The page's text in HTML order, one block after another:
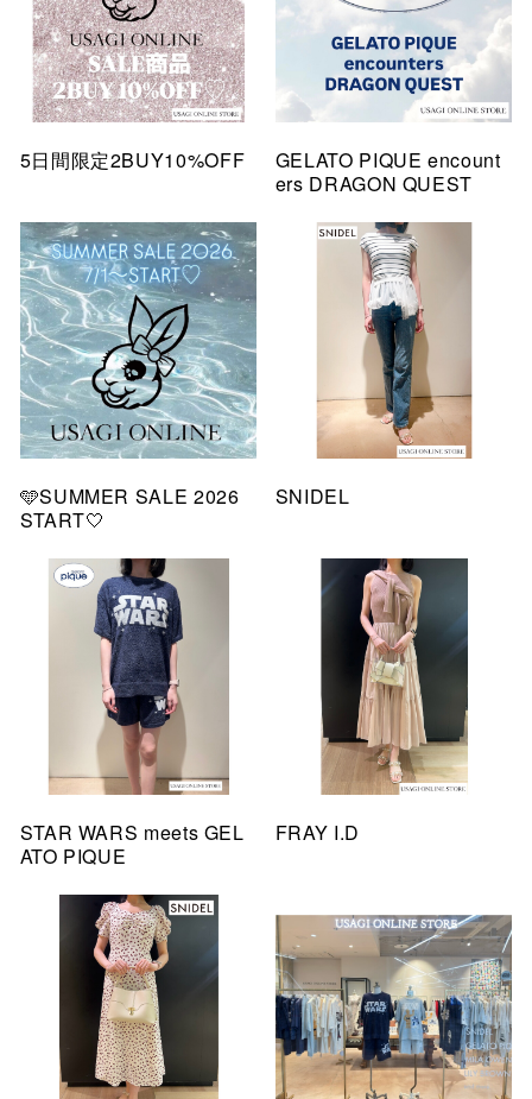
5日間限定2BUY10%OFF
GELATO PIQUE encount
ers DRAGON QUEST
🩵SUMMER SALE 2026
START🤍
SNIDEL
STAR WARS meets GEL
ATO PIQUE
FRAY I.D